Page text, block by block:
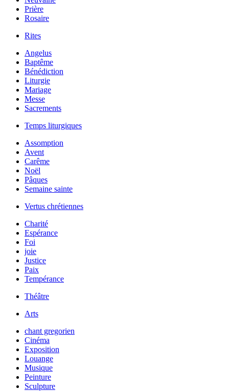
Prière
Rosaire
Rites
Angelus
Baptême
Bénédiction
Liturgie
Mariage
Messe
Sacrements
Temps liturgiques
Assomption
Avent
Carême
Noël
Pâques
Semaine sainte
Vertus chrétiennes
Charité
Espérance
Foi
joie
Justice
Paix
Tempérance
Théâtre
Arts
chant gregorien
Cinéma
Exposition
Louange
Musique
Peinture
Sculpture